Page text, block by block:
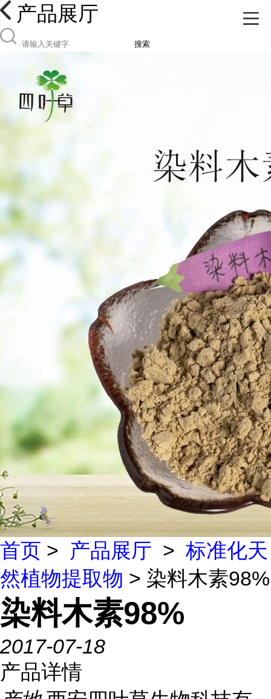
产品展厅
搜索
首页 > 产品展厅 > 标准化天
然植物提取物 > 染料木素98%
染料木素98%
2017-07-18
产品详情